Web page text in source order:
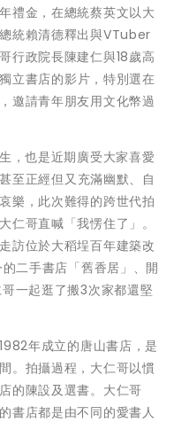
禮金，在總統蔡英文以大
統賴清德釋出與VTuber
行政院長陳建仁與18歲高
立書店的影片，特別選在
邀請青年朋友用文化幣過
，也是近期廣受大家喜愛
至正經但又充滿幽默、自
樂，此次難得的跨世代拍
仁哥直喊「我愣住了」。
訪位於大稻埕百年建築改
二手書店「舊香居」、開
一起逛了搬3次家都還堅
年成立的唐山書店，是
。拍攝過程，大仁哥以慣
的陳設及選書。大仁哥
書店都是由不同的愛書人